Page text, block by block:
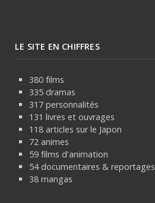
LE SITE EN CHIFFRES
380 films
335 dramas
317 personnalités
131 livres et ouvrages
118 articles sur le Japon
72 animes
59 films d'animation
54 documentaires & reportages
38 mangas